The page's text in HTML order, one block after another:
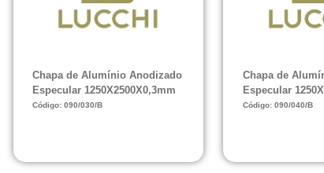
Chapa de Alumínio Anodizado
Especular 1250X2500X0,3mm
Código: 090/030/B
Chapa de
Especular
Código: 090/040/B